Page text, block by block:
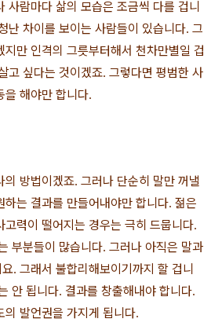
사람마다 삶의 모습은 조금씩 다를 겁니
난 차이를 보이는 사람들이 있습니다. 그
만 인격의 그릇부터해서 천차만별일 겁
고 싶다는 것이겠죠. 그렇다면 평범한 사
을 해야만 합니다.
의 방법이겠죠. 그러나 단순히 말만 꺼낼
하는 결과를 만들어내야만 합니다. 젊은
고력이 떨어지는 경우는 극히 드뭅니다.
부분들이 많습니다. 그러나 아직은 말과
. 그래서 불합리해보이기까지 할 겁니
안 됩니다. 결과를 창출해내야 합니다.
의 발언권을 가지게 됩니다.